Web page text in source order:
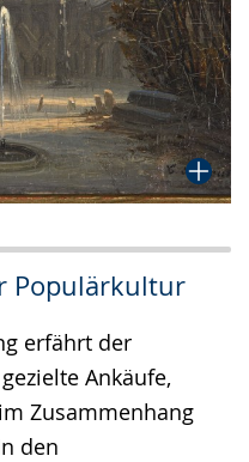
Populärkultur
erfährt der
Ankäufe,
Zusammenhang
den